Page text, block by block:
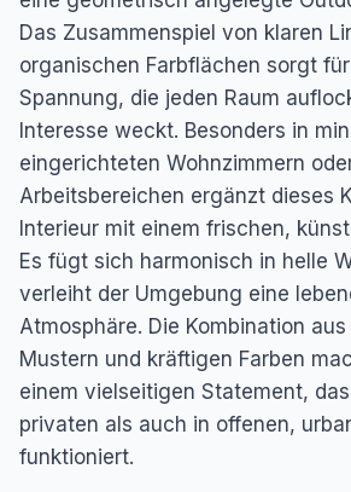
Das Zusammenspiel von klaren
organischen Farbflächen sorgt
Spannung, die jeden Raum
Interesse weckt. Besonders in
eingerichteten Wohnzimmern
Arbeitsbereichen ergänzt dieses
Interieur mit einem frischen,
Es fügt sich harmonisch in helle
verleiht der Umgebung eine
Atmosphäre. Die Kombination
Mustern und kräftigen Farben
einem vielseitigen Statement,
privaten als auch in offenen,
funktioniert.